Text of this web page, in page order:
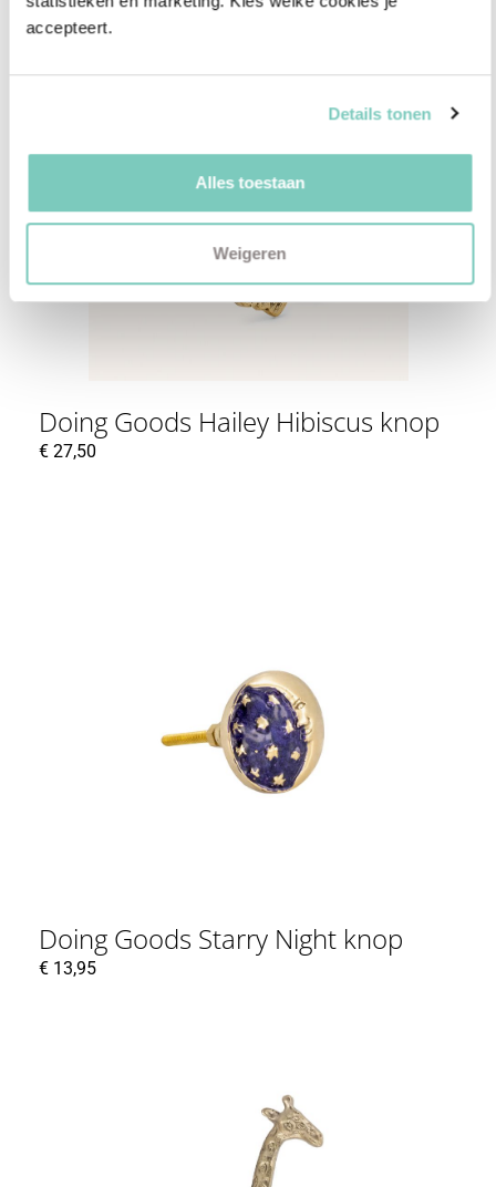
accepteert.
Details tonen
Alles toestaan
Weigeren
Doing Goods Hailey Hibiscus knop
€ 27,50
Doing Goods Starry Night knop
€ 13,95